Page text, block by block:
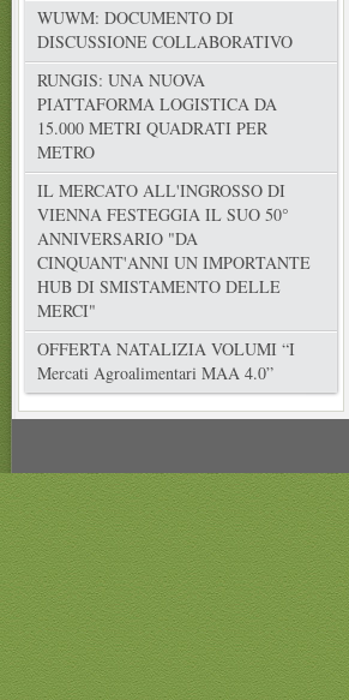
WUWM: DOCUMENTO DI
DISCUSSIONE COLLABORATIVO
RUNGIS: UNA NUOVA
PIATTAFORMA LOGISTICA DA
15.000 METRI QUADRATI PER
METRO
IL MERCATO ALL'INGROSSO DI
VIENNA FESTEGGIA IL SUO 50°
ANNIVERSARIO "DA
CINQUANT'ANNI UN IMPORTANTE
HUB DI SMISTAMENTO DELLE
MERCI"
OFFERTA NATALIZIA VOLUMI “I
Mercati Agroalimentari MAA 4.0”